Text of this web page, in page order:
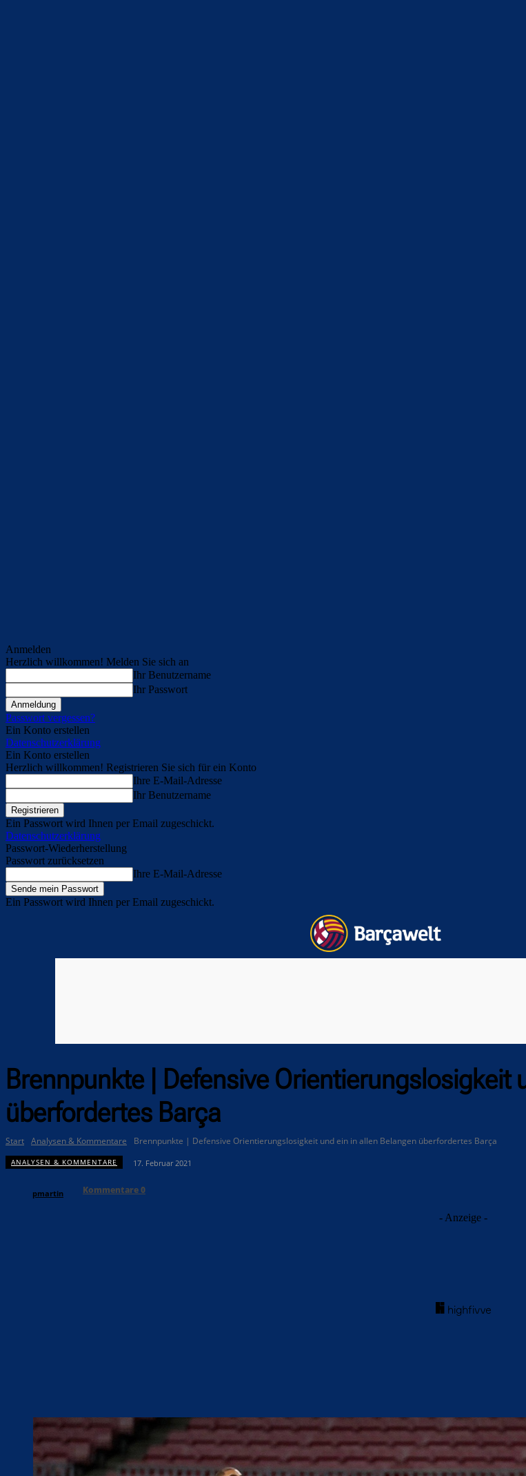
Anmelden
Herzlich willkommen! Melden Sie sich an
Ihr Benutzername
Ihr Passwort
Passwort vergessen?
Ein Konto erstellen
Datenschutzerklärung
Ein Konto erstellen
Herzlich willkommen! Registrieren Sie sich für ein Konto
Ihre E-Mail-Adresse
Ihr Benutzername
Ein Passwort wird Ihnen per Email zugeschickt.
Datenschutzerklärung
Passwort-Wiederherstellung
Passwort zurücksetzen
Ihre E-Mail-Adresse
Ein Passwort wird Ihnen per Email zugeschickt.
Brennpunkte | Defensive Orientierungslosigkeit
überfordertes Barça
Start Analysen & Kommentare Brennpunkte | Defensive Orientierungslosigkeit und ein in allen Belangen überfordertes Barça
ANALYSEN & KOMMENTARE 17. Februar 2021
pmartin Kommentare0
- Anzeige -